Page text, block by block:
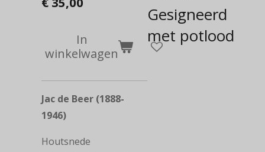
Gesigneerd
met potlood
In
winkelwagen
Jac de Beer (1888-
1946)
Houtsnede